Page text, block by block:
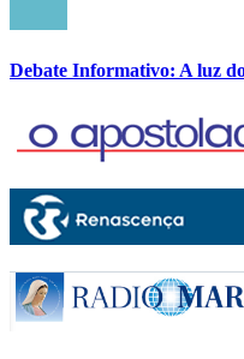
Debate Informativo: A luz